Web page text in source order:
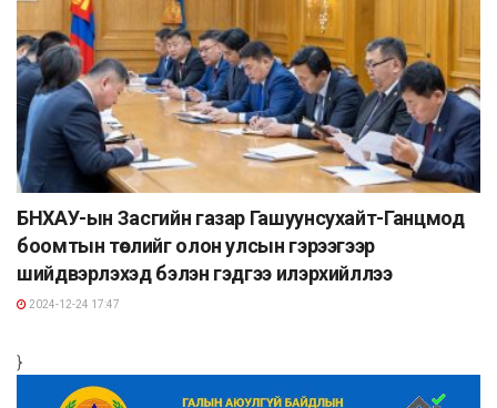
БНХАУ-ын Засгийн газар Гашуунсухайт-Ганцмод
боомтын төслийг олон улсын гэрээгээр
шийдвэрлэхэд бэлэн гэдгээ илэрхийллээ
2024-12-24 17:47
}